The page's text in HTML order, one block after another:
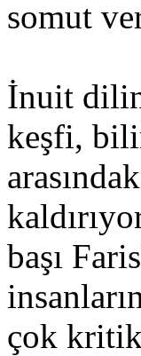
somut
İnuit
keşfi,
başı
çok